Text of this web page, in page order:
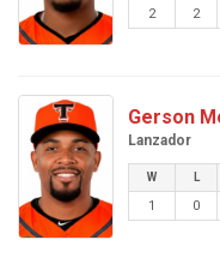
2 2
Gerson
Lanzador
W L
1 0